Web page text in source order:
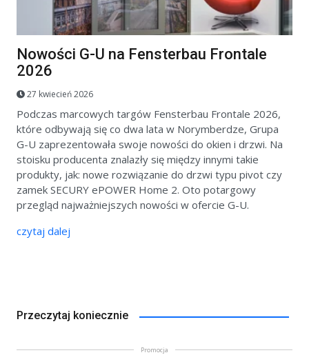
Nowości G-U na Fensterbau Frontale
2026
27 kwiecień 2026
Podczas marcowych targów Fensterbau Frontale 2026,
które odbywają się co dwa lata w Norymberdze, Grupa
G-U zaprezentowała swoje nowości do okien i drzwi. Na
stoisku producenta znalazły się między innymi takie
produkty, jak: nowe rozwiązanie do drzwi typu pivot czy
zamek SECURY ePOWER Home 2. Oto potargowy
przegląd najważniejszych nowości w ofercie G-U.
czytaj dalej
Przeczytaj koniecznie
Promocja